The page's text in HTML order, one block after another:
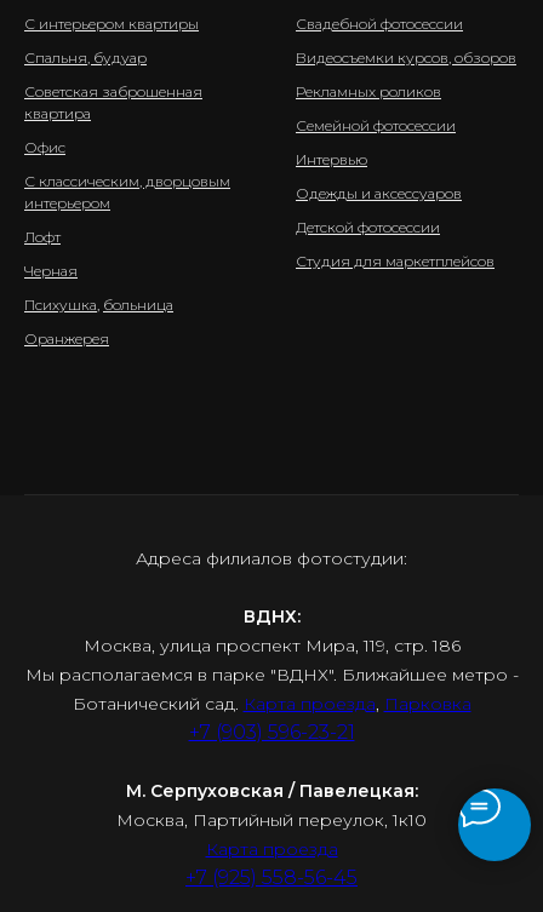
С интерьером квартиры
Спальня, будуар
Советская заброшенная
квартира
Офис
С классическим, дворцовым
интерьером
Лофт
Черная
Психушка больница
Оранжерея
Свадебной фотосессии
Видеосъемки курсов, обзоров
Рекламных роликов
Семейной фотосессии
Интервью
Одежды и аксессуаров
Детской фотосессии
Студия для маркетплейсов
Адреса филиалов фотостудии:
ВДНХ:
Москва, улица проспект Мира, 119, стр. 186
Мы располагаемся в парке "ВДНХ". Ближайшее метро -
Ботанический сад. Карта проезда, Парковка
+7 (903) 596-23-21
М. Серпуховская / Павелецкая:
Москва, Партийный переулок, 1к10
Карта проезда
+7 (925) 558-56-45